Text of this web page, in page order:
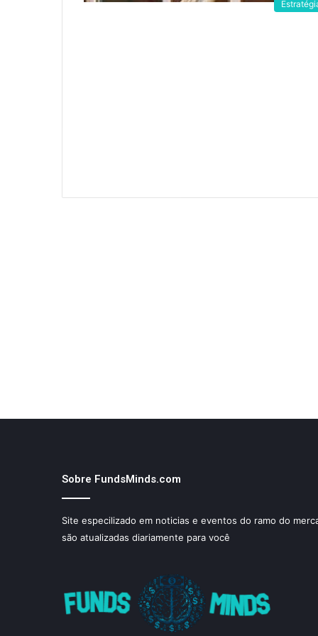
Sobre FundsMinds.com
Site especilizado em noticias e eventos do ramo do
são atualizadas diariamente para você